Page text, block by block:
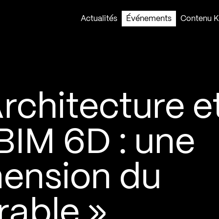
Actualités
Événements Contenu
6D : une
du